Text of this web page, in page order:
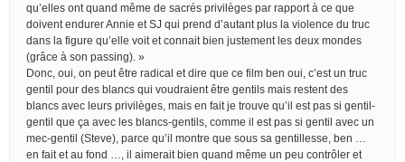
qu’elles ont quand même de sacrés privilèges par rapport à ce que
doivent endurer Annie et SJ qui prend d’autant plus la violence du truc
dans la figure qu’elle voit et connait bien justement les deux mondes
(grâce à son passing). »
Donc, oui, on peut être radical et dire que ce film ben oui, c’est un truc
gentil pour des blancs qui voudraient être gentils mais restent des
blancs avec leurs privilèges, mais en fait je trouve qu’il est pas si gentil-
gentil que ça avec les blancs-gentils, comme il est pas si gentil avec un
mec-gentil (Steve), parce qu’il montre que sous sa gentillesse, ben …
en fait et au fond …, il aimerait bien quand même un peu contrôler et